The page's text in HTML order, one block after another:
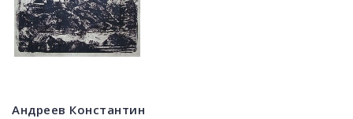
Андреев Константин